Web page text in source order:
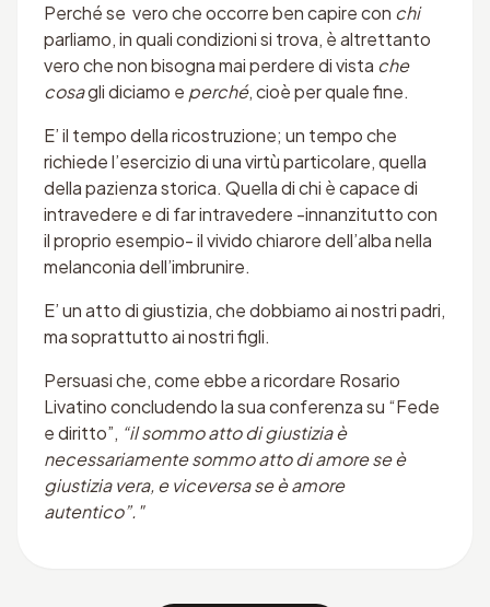
Perché se vero che occorre ben capire con chi
parliamo, in quali condizioni si trova, è altrettanto
vero che non bisogna mai perdere di vista che
cosagli diciamo e perché, cioè per quale fine.
E’ il tempo della ricostruzione; un tempo che
richiede l’esercizio di una virtù particolare, quella
della pazienza storica. Quella di chi è capace di
intravedere e di far intravedere -innanzitutto con
il proprio esempio- il vivido chiarore dell’alba nella
melanconia dell’imbrunire.
E’ un atto di giustizia, che dobbiamo ai nostri padri,
ma soprattutto ai nostri figli.
Persuasi che, come ebbe a ricordare Rosario
Livatino concludendo la sua conferenza su “Fede
e diritto”, “il sommo atto di giustizia è
necessariamente sommo atto di amore se è
giustizia vera, e viceversa se è amore
autentico”."